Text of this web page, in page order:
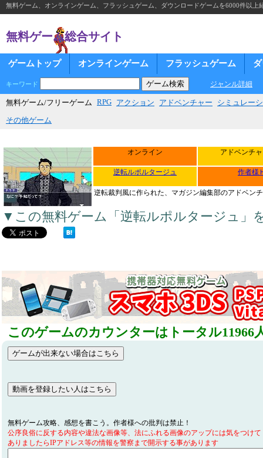
無料ゲーム、オンラインゲーム、フラッシュゲーム、ダウンロードゲームを6000件以上
無料ゲーム総合サイト
ゲームトップ オンラインゲーム フラッシュゲーム
キーワード ジャンル詳細
無料ゲーム/フリーゲーム RPG アクション アドベンチャー
シミュレー
その他ゲーム
オンライン アドベンチ
逆転ルポルタージュ 作者様
逆転裁判風に作られた、マガジン編集部のアドベン
▼この無料ゲーム「逆転ルポルタージュ」
このゲームのカウンターはトータル11966
無料ゲーム攻略、感想を書こう。作者様への批判は禁止！
公序良俗に反する内容や違法な画像等、法にふれる画像のアップには気をつけ
ありましたらIPアドレス等の情報を警察まで開示する事があります